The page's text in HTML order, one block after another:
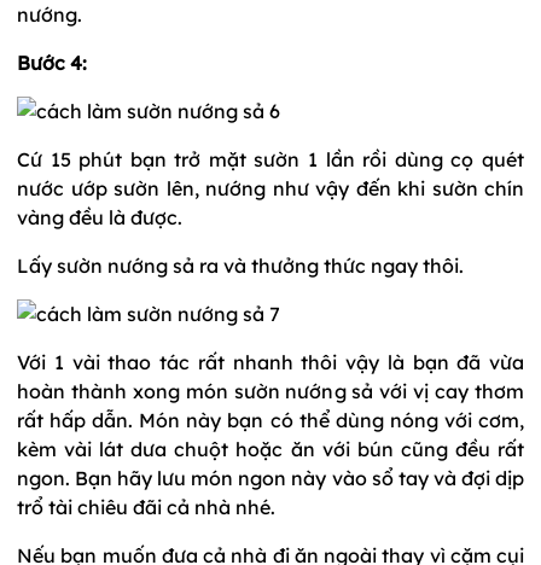
nướng.
Bước 4:
Cứ 15 phút bạn trở mặt sườn 1 lần rồi dùng cọ quét
nước ướp sườn lên, nướng như vậy đến khi sườn chín
vàng đều là được.
Lấy sườn nướng sả ra và thưởng thức ngay thôi.
Với 1 vài thao tác rất nhanh thôi vậy là bạn đã vừa
hoàn thành xong món sườn nướng sả với vị cay thơm
rất hấp dẫn. Món này bạn có thể dùng nóng với cơm,
kèm vài lát dưa chuột hoặc ăn với bún cũng đều rất
ngon. Bạn hãy lưu món ngon này vào sổ tay và đợi dịp
trổ tài chiêu đãi cả nhà nhé.
Nếu bạn muốn đưa cả nhà đi ăn ngoài thay vì cặm cụi